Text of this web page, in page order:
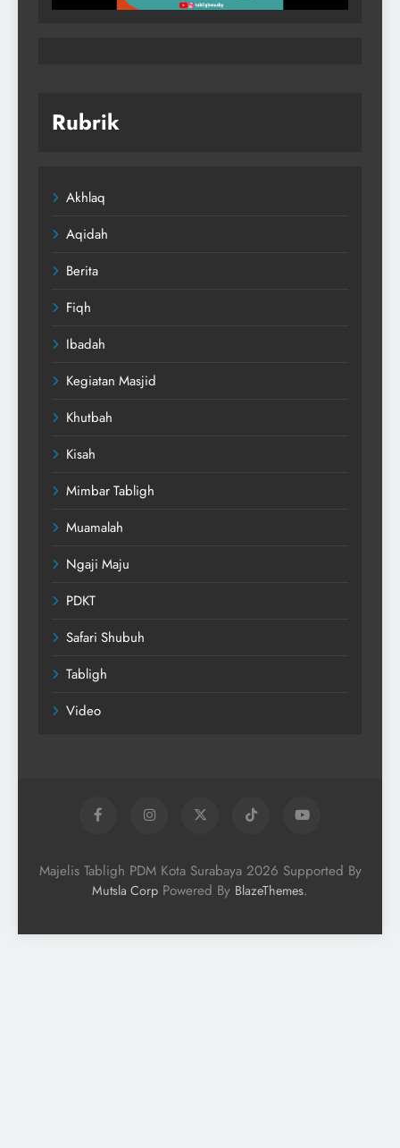
Rubrik
Akhlaq
Aqidah
Berita
Fiqh
Ibadah
Kegiatan Masjid
Khutbah
Kisah
Mimbar Tabligh
Muamalah
Ngaji Maju
PDKT
Safari Shubuh
Tabligh
Video
Majelis Tabligh PDM Kota Surabaya 2026 Supported By
Mutsla Corp Powered By BlazeThemes.